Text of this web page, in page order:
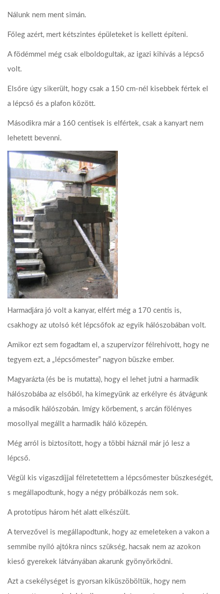
Nálunk nem ment simán.
Főleg azért, mert kétszintes épületeket is kellett építeni.
A födémmel még csak elboldogultak, az igazi kihívás a lépcső
volt.
Elsőre úgy sikerült, hogy csak a 150 cm-nél kisebbek fértek el
a lépcső és a plafon között.
Másodikra már a 160 centisek is elfértek, csak a kanyart nem
lehetett bevenni.
Harmadjára jó volt a kanyar, elfért még a 170 centis is,
csakhogy az utolsó két lépcsőfok az egyik hálószobában volt.
Amikor ezt sem fogadtam el, a szupervízor félrehívott, hogy ne
tegyem ezt, a „lépcsőmester” nagyon büszke ember.
Magyarázta (és be is mutatta), hogy el lehet jutni a harmadik
hálószobába az elsőből, ha kimegyünk az erkélyre és átvágunk
a második hálószobán. Imígy körbement, s arcán fölényes
mosollyal megállt a harmadik háló közepén.
Még arról is biztosított, hogy a többi háznál már jó lesz a
lépcső.
Végül kis vigaszdíjjal félretetettem a lépcsőmester büszkeségét,
s megállapodtunk, hogy a négy próbálkozás nem sok.
A prototípus három hét alatt elkészült.
A tervezővel is megállapodtunk, hogy az emeleteken a vakon a
semmibe nyíló ajtókra nincs szükség, hacsak nem az azokon
kieső gyerekek látványában akarunk gyönyörködni.
Azt a csekélységet is gyorsan kiküszöböltük, hogy nem